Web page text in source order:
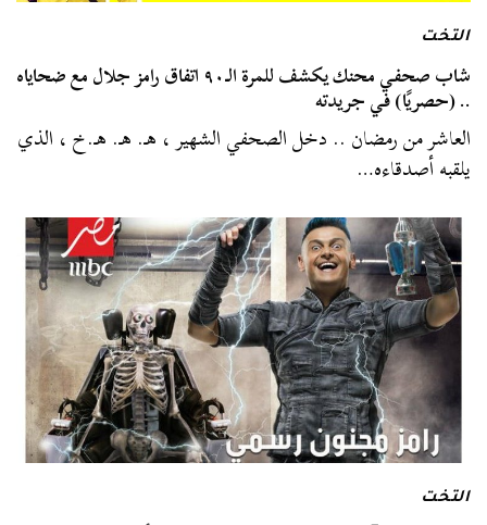
التخت
شاب صحفي محنك يكشف للمرة الـ٩٠ اتفاق رامز جلال مع ضحاياه
.. (حصريًا) في جريدته
العاشر من رمضان .. دخل الصحفي الشهير ، هـ. هـ. هـ.خ ، الذي
يلقبه أصدقاءه…
التخت